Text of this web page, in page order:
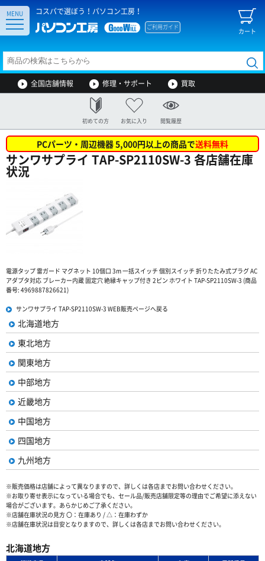
コスパで選ぼう！パソコン工房！
カート
ご利用ガイド
MENU
全国店舗情報 修理・サポート 買取
初めての方 お気に入り 閲覧履歴
PCパーツ・周辺機器 5,000円以上の商品で送料無料
サンワサプライ TAP-SP2110SW-3 各店舗在庫
状況
電源タップ 雷ガード マグネット 10個口 3m 一括スイッチ 個別スイッチ 折りたたみ式プラグ AC
アダプタ対応 ブレーカー内蔵 固定穴 絶縁キャップ付き 2ピン ホワイト TAP-SP2110SW-3 (商品
番号: 4969887826621)
サンワサプライ TAP-SP2110SW-3 WEB販売ページへ戻る
北海道地方
東北地方
関東地方
中部地方
近畿地方
中国地方
四国地方
九州地方
※販売価格は店舗によって異なりますので、詳しくは各店までお問い合わせください。
※お取り寄せ表示になっている場合でも、セール品/販売店舗限定等の理由でご希望に添えない
場合がございます。あらかじめご了承ください。
※店舗在庫状況の見方 〇：在庫あり / △：在庫わずか
※店舗在庫状況は目安となりますので、詳しくは各店までお問い合わせください。
北海道地方